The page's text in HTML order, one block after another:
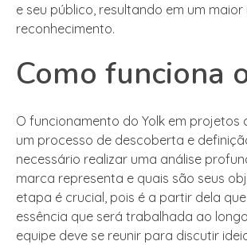
e seu público, resultando em um
reconhecimento.
Como funciona
O funcionamento do Yolk em projetos
um processo de descoberta e
necessário realizar uma análise
marca representa e quais são seus
etapa é crucial, pois é a partir dela
essência que será trabalhada ao
equipe deve se reunir para discutir